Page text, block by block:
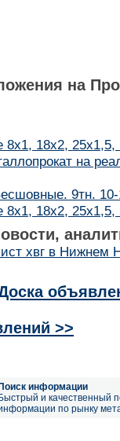
на
18х2, 25х1,5,
на
9тн. 10-
18х2, 25х1,5,
хвг в Нижнем
>>
Поиск информации
Быстрый и качественный
по рынку